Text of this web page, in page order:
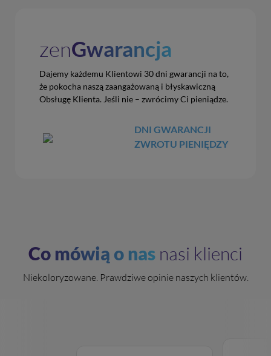
zenGwarancja
Dajemy każdemu Klientowi 30 dni gwarancji na to,
że pokocha naszą zaangażowaną i błyskawiczną
Obsługę Klienta. Jeśli nie – zwrócimy Ci pieniądze.
DNI GWARANCJI
ZWROTU PIENIĘDZY
Co mówią o nas nasi klienci
Niekoloryzowane. Prawdziwe opinie naszych klientów.